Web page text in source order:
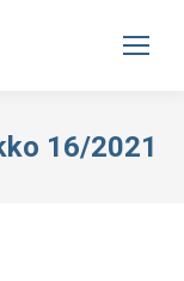
16/2021